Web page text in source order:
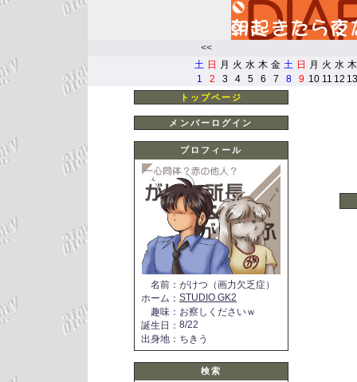
<<
土 日 月 火 水 木 金 土 日 月 火 水 木
1
2 3 4 5 6 7 8 9 10 11 12 13
トップページ
メンバーログイン
プロフィール
名前 ： がけつ（画力欠乏症）
ホーム ： STUDIO GK2
趣味 ： お察しくださいｗ
誕生日 ： 8/22
出身地 ： ちきう
検索